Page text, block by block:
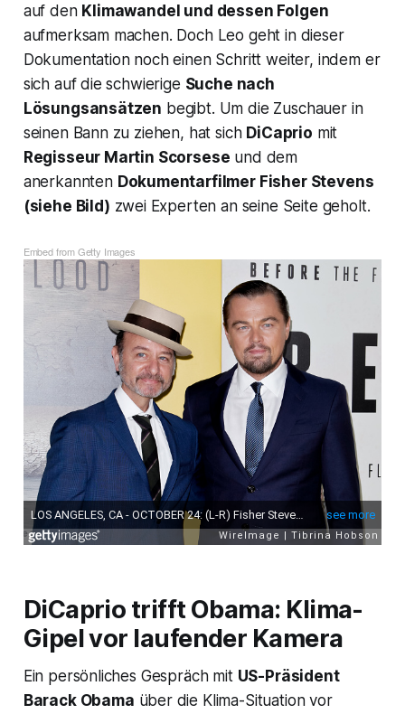
auf den Klimawandel und dessen Folgen
aufmerksam machen. Doch Leo geht in dieser
Dokumentation noch einen Schritt weiter, indem er
sich auf die schwierige Suche nach
Lösungsansätzen begibt. Um die Zuschauer in
seinen Bann zu ziehen, hat sich DiCaprio mit
Regisseur Martin Scorsese und dem
anerkannten Dokumentarfilmer Fisher Stevens
(siehe Bild) zwei Experten an seine Seite geholt.
Embed from Getty Images
DiCaprio trifft Obama: Klima-
Gipel vor laufender Kamera
Ein persönliches Gespräch mit US-Präsident
Barack Obama über die Klima-Situation vor